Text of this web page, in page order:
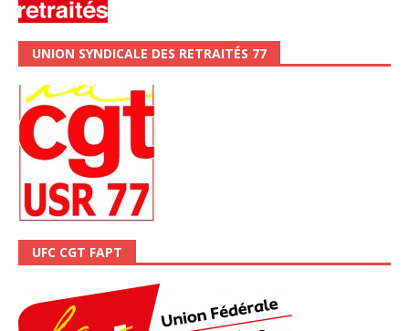
UNION SYNDICALE DES RETRAITÉS 77
UFC CGT FAPT